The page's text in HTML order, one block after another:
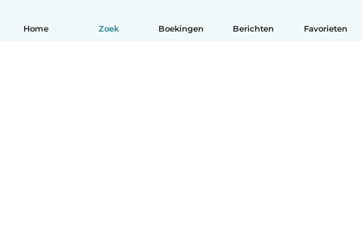
Home Zoek Boekingen Berichten Favorieten